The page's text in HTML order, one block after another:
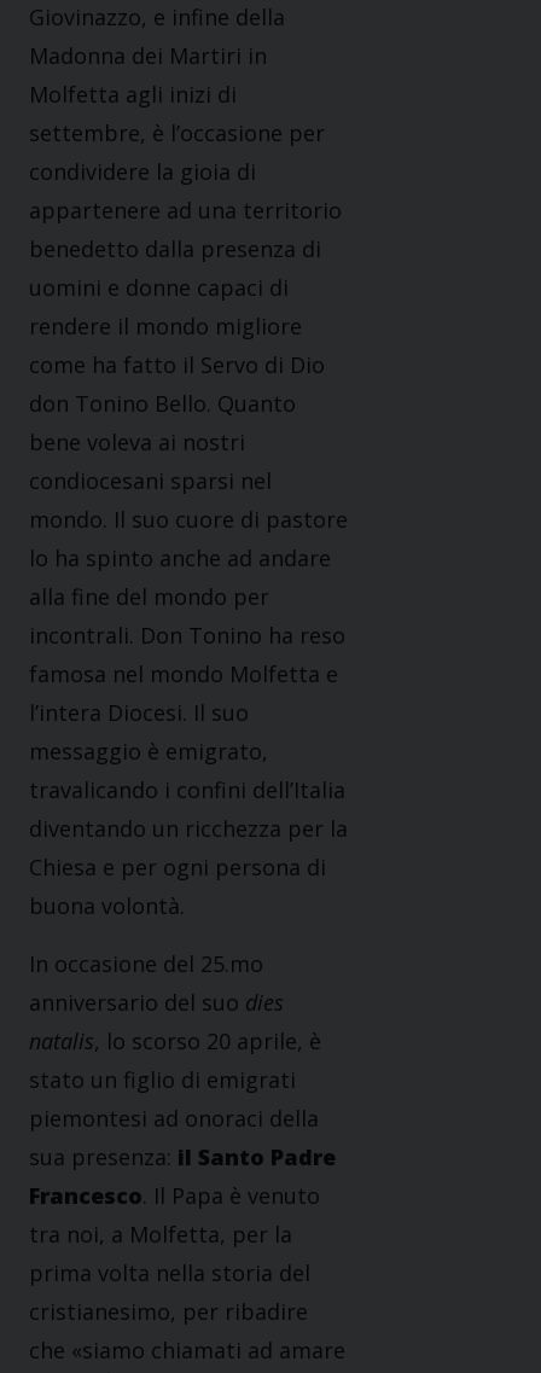
Giovinazzo, e infine della
Madonna dei Martiri in
Molfetta agli inizi di
settembre, è l’occasione per
condividere la gioia di
appartenere ad una territorio
benedetto dalla presenza di
uomini e donne capaci di
rendere il mondo migliore
come ha fatto il Servo di Dio
don Tonino Bello. Quanto
bene voleva ai nostri
condiocesani sparsi nel
mondo. Il suo cuore di pastore
lo ha spinto anche ad andare
alla fine del mondo per
incontrali. Don Tonino ha reso
famosa nel mondo Molfetta e
l’intera Diocesi. Il suo
messaggio è emigrato,
travalicando i confini dell’Italia
diventando un ricchezza per la
Chiesa e per ogni persona di
buona volontà.
In occasione del 25.mo
anniversario del suo dies
natalis, lo scorso 20 aprile, è
stato un figlio di emigrati
piemontesi ad onoraci della
sua presenza: il Santo Padre
Francesco. Il Papa è venuto
tra noi, a Molfetta, per la
prima volta nella storia del
cristianesimo, per ribadire
che «siamo chiamati ad amare